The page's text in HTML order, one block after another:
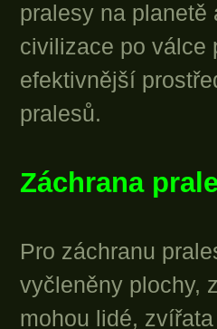
pralesy na planetě
civilizace po válce
efektivnější
pralesů.
Záchrana
Pro záchranu
vyčleněny plochy,
mohou lidé,